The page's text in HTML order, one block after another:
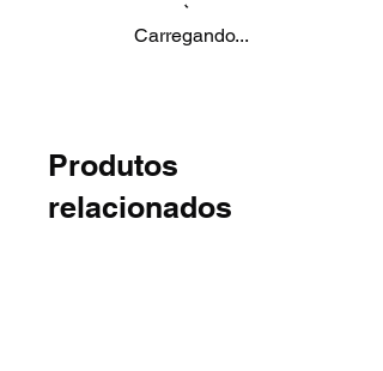
Carregando...
Produtos
relacionados